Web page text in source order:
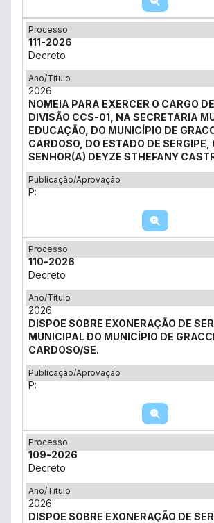
Processo
111-2026
Decreto
Ano/Titulo
2026
NOMEIA PARA EXERCER O CARGO
DIVISÃO CCS-01, NA SECRETARIA
EDUCAÇÃO, DO MUNICÍPIO DE
CARDOSO, DO ESTADO DE SERGIPE,
SENHOR(A) DEYZE STHEFANY
Publicação/Aprovação
P:
Processo
110-2026
Decreto
Ano/Titulo
2026
DISPOE SOBRE EXONERAÇÃO DE
MUNICIPAL DO MUNICÍPIO DE
CARDOSO/SE.
Publicação/Aprovação
P:
Processo
109-2026
Decreto
Ano/Titulo
2026
DISPOE SOBRE EXONERAÇÃO DE